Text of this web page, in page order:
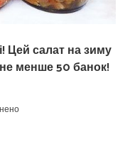
Цей салат на зиму
менше 50 банок!
до